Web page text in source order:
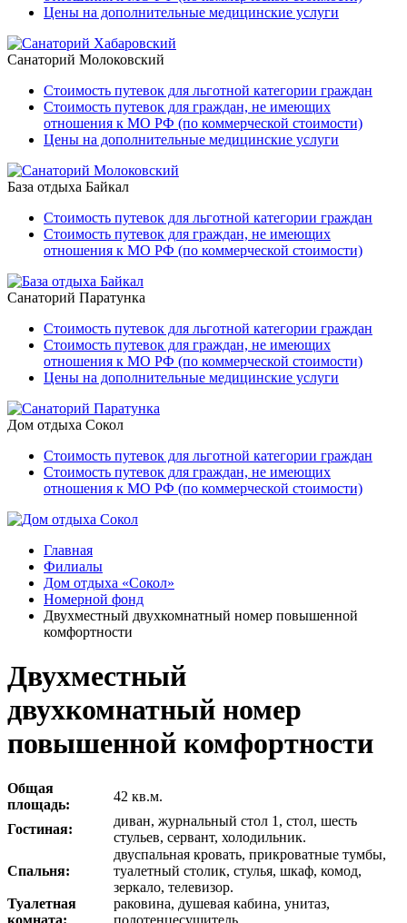
Цены на дополнительные медицинские услуги
Санаторий Молоковский
Стоимость путевок для льготной категории граждан
Стоимость путевок для граждан, не имеющих
отношения к МО РФ (по коммерческой стоимости)
Цены на дополнительные медицинские услуги
База отдыха Байкал
Стоимость путевок для льготной категории граждан
Стоимость путевок для граждан, не имеющих
отношения к МО РФ (по коммерческой стоимости)
Санаторий Паратунка
Стоимость путевок для льготной категории граждан
Стоимость путевок для граждан, не имеющих
отношения к МО РФ (по коммерческой стоимости)
Цены на дополнительные медицинские услуги
Дом отдыха Сокол
Стоимость путевок для льготной категории граждан
Стоимость путевок для граждан, не имеющих
отношения к МО РФ (по коммерческой стоимости)
Главная
Филиалы
Дом отдыха «Сокол»
Номерной фонд
Двухместный двухкомнатный номер повышенной
комфортности
Двухместный
двухкомнатный номер
повышенной комфортности
Общая
площадь:
42 кв.м.
Гостиная:
диван, журнальный стол 1, стол, шесть
стульев, сервант, холодильник.
Спальня:
двуспальная кровать, прикроватные тумбы,
туалетный столик, стулья, шкаф, комод,
зеркало, телевизор.
Туалетная
комната:
раковина, душевая кабина, унитаз,
полотенцесушитель.